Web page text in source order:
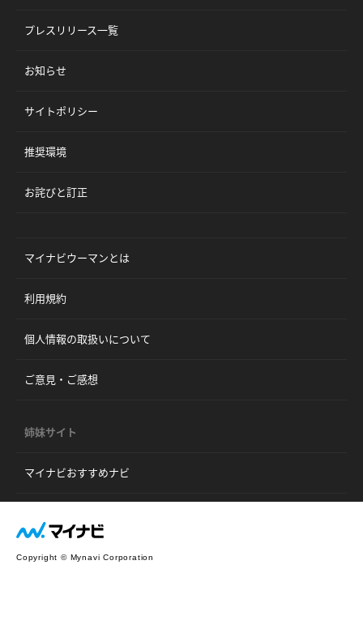
プレスリリース一覧
お知らせ
サイトポリシー
推奨環境
お詫びと訂正
マイナビウーマンとは
利用規約
個人情報の取扱いについて
ご意見・ご感想
姉妹サイト
マイナビおすすめナビ
Copyright © Mynavi Corporation